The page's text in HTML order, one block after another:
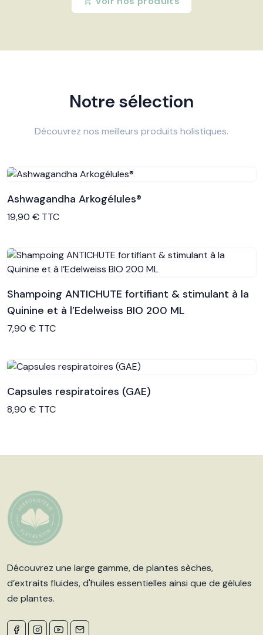
Notre sélection
Découvrez nos meilleurs produits holistiques.
Voir le produit
Ashwagandha Arkogélules®
19,90 € TTC
Voir le produit
Shampoing ANTICHUTE fortifiant & stimulant à la
Quinine et à l’Edelweiss BIO 200 ML
7,90 € TTC
Voir le produit
Capsules respiratoires (GAE)
8,90 € TTC
Découvrez une large gamme, de plantes sèches,
d’extraits fluides, d'huiles essentielles ainsi que de gélules
de plantes.